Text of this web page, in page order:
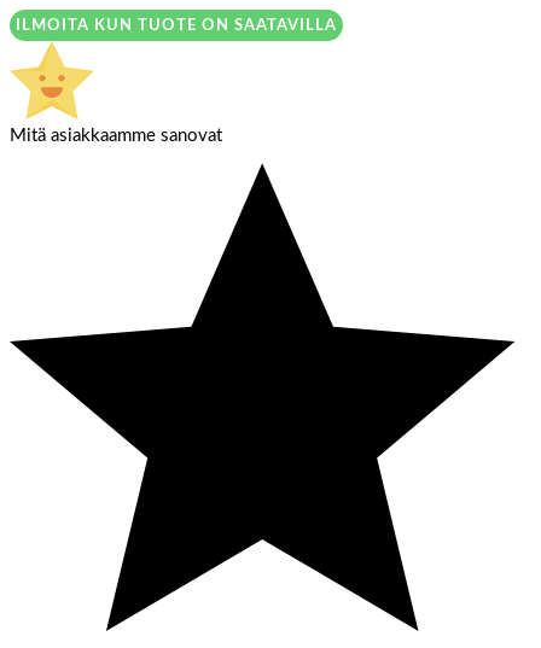
ILMOITA KUN TUOTE ON SAATAVILLA
Mitä asiakkaamme sanovat